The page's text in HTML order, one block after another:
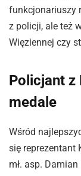
funkcjonariuszy
z policji, ale też
Więziennej czy
Policjant z
medale
Wśród
się reprezentant
mł. asp. Damian